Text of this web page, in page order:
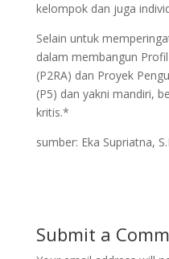
kelompok dan juga
Selain untuk
dalam membangun
(P2RA) dan Proyek
(P5) dan yakni mandiri,
kritis.*
sumber: Eka Supriatna,
Submit a